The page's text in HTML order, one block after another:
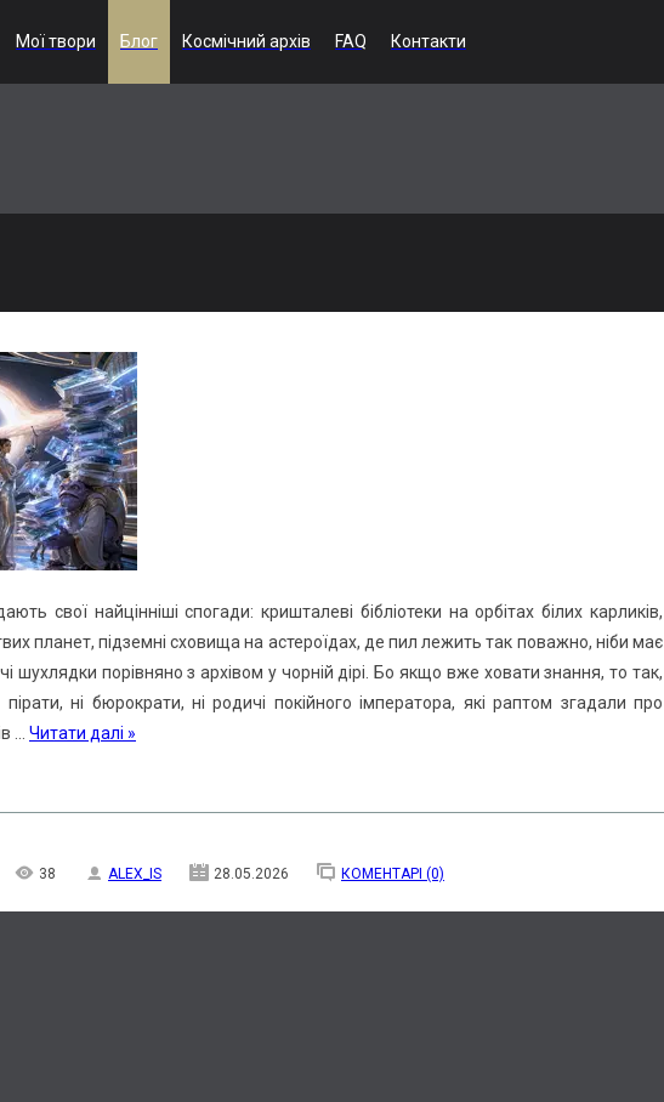
Мої твори Блог Космічний архів FAQ Контакти
свої найцінніші спогади: кришталеві бібліотеки на орбітах білих карликів,
планет, підземні сховища на астероїдах, де пил лежить так поважно, ніби має
шухлядки порівняно з архівом у чорній дірі. Бо якщо вже ховати знання, то так,
ні бюрократи, ні родичі покійного імператора, які раптом згадали про
Читати далі »
38 ALEX_IS 28.05.2026 КОМЕНТАРІ (0)